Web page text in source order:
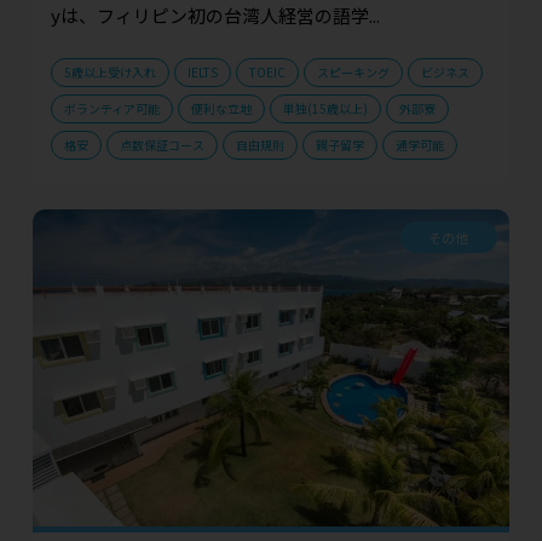
yは、フィリピン初の台湾人経営の語学...
5歳以上受け入れ IELTS TOEIC スピーキング
ビジネス
ボランティア可能
便利な立地 単独(15歳以上)
外部寮
格安
点数保証コース 自由規則 親子留学 通学可能
その他